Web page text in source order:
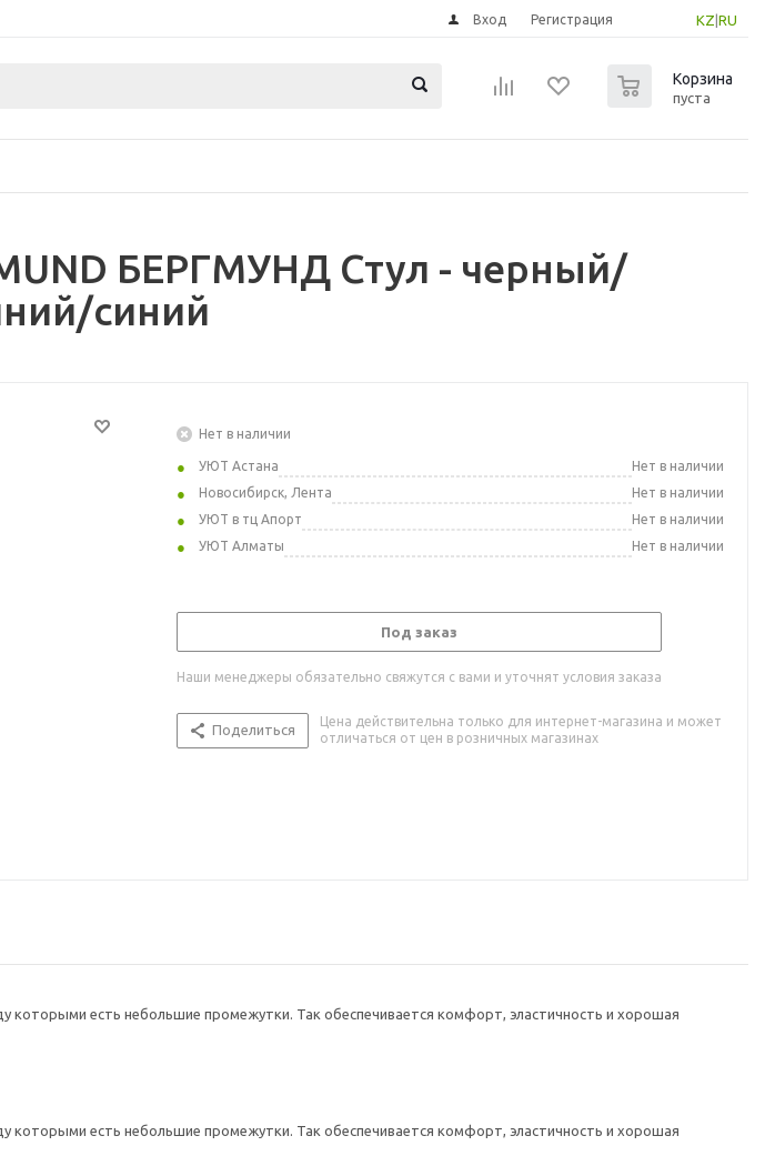
KZ RU
Вход Регистрация
Корзина
пуста
БЕРГМУНД Стул - черный/
синий
Нет в наличии
УЮТ Астана
Нет в наличии
Новосибирск, Лента
Нет в наличии
УЮТ в тц Апорт
Нет в наличии
УЮТ Алматы
Нет в наличии
Под заказ
Наши менеджеры обязательно свяжутся с вами и уточнят условия заказа
Поделиться
Цена действительна только для интернет-магазина и может
отличаться от цен в розничных магазинах
которыми есть небольшие промежутки. Так обеспечивается комфорт, эластичность и хорошая
которыми есть небольшие промежутки. Так обеспечивается комфорт, эластичность и хорошая